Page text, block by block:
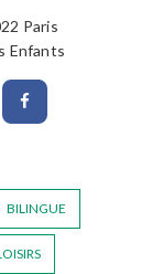
Paris
Enfants
BILINGUE